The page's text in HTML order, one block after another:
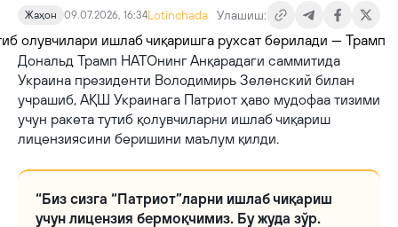
Жаҳон 09.07.2026, 16:34Lotinchada Улашиш:
Дональд Трамп НАТОнинг Анқарадаги саммитида
Украина президенти Володимирь Зеленский билан
учрашиб, АҚШ Украинага Патриот ҳаво мудофаа тизими
учун ракета тутиб қолувчиларни ишлаб чиқариш
лицензиясини беришини маълум қилди.
“Биз сизга “Патриот”ларни ишлаб чиқариш
учун лицензия бермоқчимиз. Бу жуда зўр.